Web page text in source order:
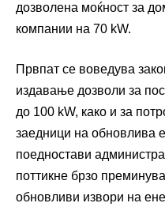
дозволена моќност за
компании на 70 kW.
Првпат се воведува
издавање дозволи за
до 100 kW, како и за
заедници на обновлива
поедностави
поттикне брзо
обновливи извори на